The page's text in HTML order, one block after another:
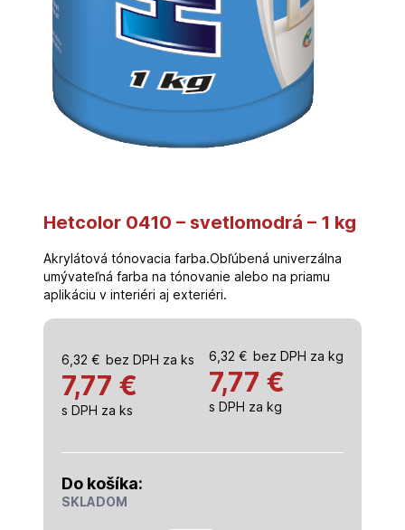
Hetcolor 0410 – svetlomodrá – 1 kg
Akrylátová tónovacia farba.Obľúbená univerzálna
umývateľná farba na tónovanie alebo na priamu
aplikáciu v interiéri aj exteriéri.
6,32 € bez DPH za ks
7,77 €
s DPH za ks
6,32 € bez DPH za kg
7,77 €
s DPH za kg
Do košíka:
SKLADOM